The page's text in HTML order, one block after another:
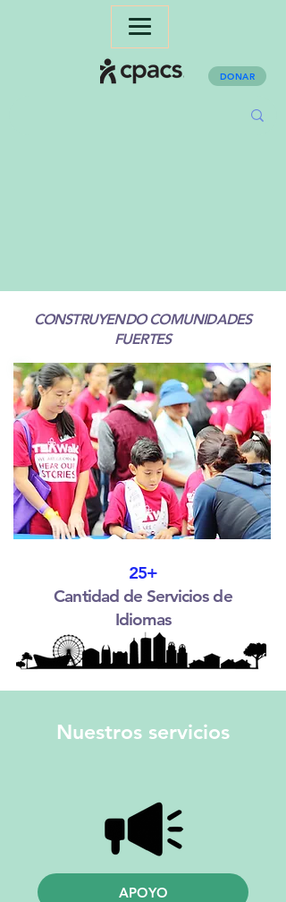
DONAR
CONSTRUYENDO COMUNIDADES
FUERTES
25+
Cantidad de Servicios de
Idiomas
Nuestros servicios
APOYO